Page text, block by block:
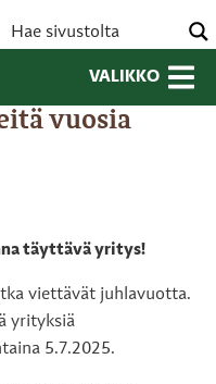
VALIKKO
vuosia
täyttävä yritys!
viettävät juhlavuotta.
yrityksiä
5.7.2025.